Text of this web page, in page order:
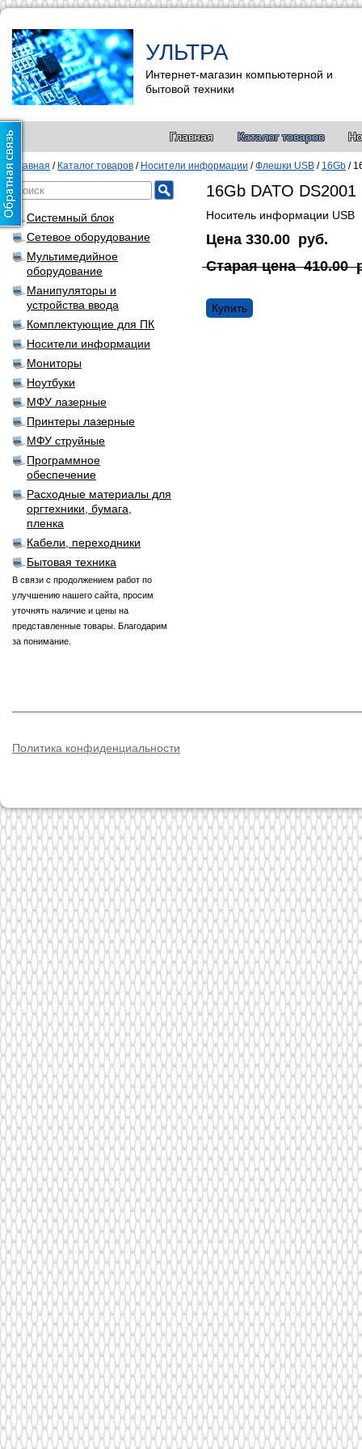
УЛЬТРА
Интернет-магазин компьютерной и
бытовой техники
Главная Каталог товаров
Главная / Каталог товаров / Носители информации / Флешки USB / 16Gb /
Системный блок
Сетевое оборудование
Мультимедийное
оборудование
Манипуляторы и
устройства ввода
Комплектующие для ПК
Носители информации
Мониторы
Ноутбуки
МФУ лазерные
Принтеры лазерные
МФУ струйные
Программное
обеспечение
Расходные материалы для
оргтехники, бумага,
пленка
Кабели, переходники
Бытовая техника
В связи с продолжением работ по
улучшению нашего сайта, просим
уточнять наличие и цены на
представленные товары. Благодарим
за понимание.
16Gb DATO
Носитель информации USB
Цена 330.00 руб.
Старая цена 410.00
Купить
Политика конфиденциальности